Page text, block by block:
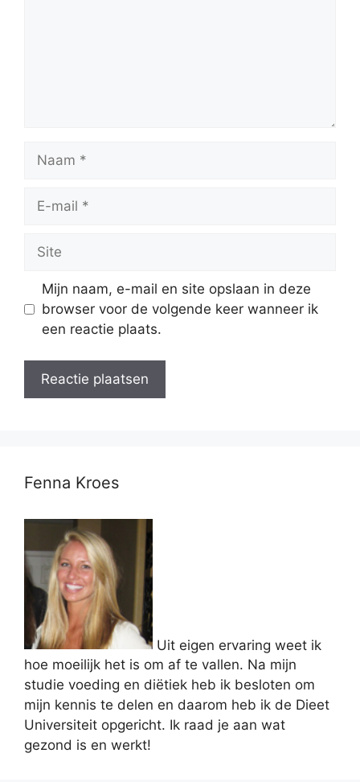
Naam
Site
Mijn naam, e-mail en site opslaan in deze
browser voor de volgende keer wanneer ik
een reactie plaats.
Fenna Kroes
Uit eigen ervaring weet ik
hoe moeilijk het is om af te vallen. Na mijn
studie voeding en diëtiek heb ik besloten om
mijn kennis te delen en daarom heb ik de Dieet
Universiteit opgericht. Ik raad je aan wat
gezond is en werkt!